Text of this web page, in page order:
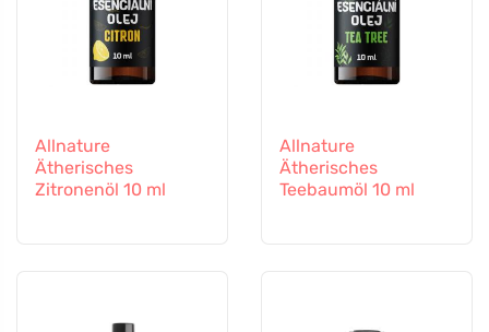
Allnature
Ätherisches
Zitronenöl 10 ml
Allnature
Ätherisches
Teebaumöl 10 ml